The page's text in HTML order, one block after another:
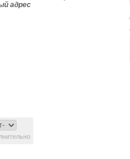
адрес